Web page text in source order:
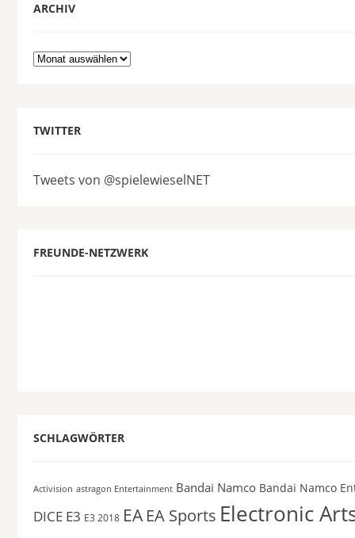
ARCHIV
Archiv
TWITTER
Tweets von @spielewieselNET
FREUNDE-NETZWERK
SCHLAGWÖRTER
Activision astragon Entertainment Bandai Namco Bandai Namco
DICE E3 E3 2018 EA EA Sports Electronic